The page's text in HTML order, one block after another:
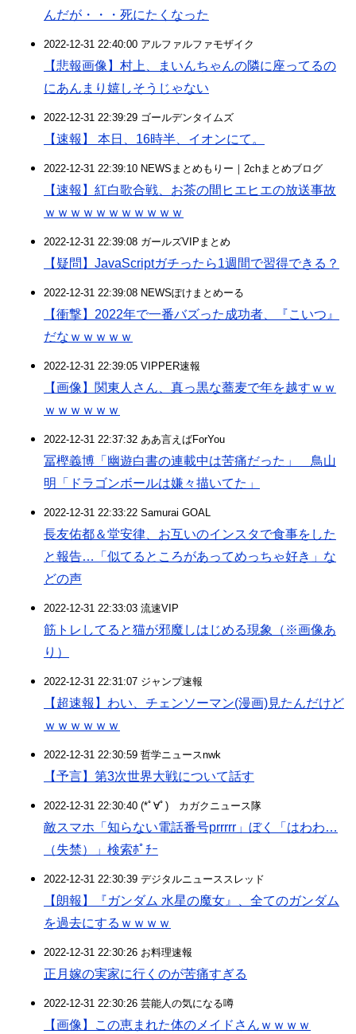
んだが・・・死にたくなった
2022-12-31 22:40:00 アルファルファモザイク
【悲報画像】村上、まいんちゃんの隣に座ってるの
にあんまり嬉しそうじゃない
2022-12-31 22:39:29 ゴールデンタイムズ
【速報】 本日、16時半、イオンにて。
2022-12-31 22:39:10 NEWSまとめもりー｜2chまとめブログ
【速報】紅白歌合戦、お茶の間ヒエヒエの放送事故
ｗｗｗｗｗｗｗｗｗｗｗ
2022-12-31 22:39:08 ガールズVIPまとめ
【疑問】JavaScriptガチったら1週間で習得できる？
2022-12-31 22:39:08 NEWSぽけまとめーる
【衝撃】2022年で一番バズった成功者、『こいつ』
だなｗｗｗｗｗ
2022-12-31 22:39:05 VIPPER速報
【画像】関東人さん、真っ黒な蕎麦で年を越すｗｗ
ｗｗｗｗｗｗ
2022-12-31 22:37:32 ああ言えばForYou
冨樫義博「幽遊白書の連載中は苦痛だった」 鳥山
明「ドラゴンボールは嫌々描いてた」
2022-12-31 22:33:22 Samurai GOAL
長友佑都＆堂安律、お互いのインスタで食事をした
と報告…「似てるところがあってめっちゃ好き」な
どの声
2022-12-31 22:33:03 流速VIP
筋トレしてると猫が邪魔しはじめる現象（※画像あ
り）
2022-12-31 22:31:07 ジャンプ速報
【超速報】わい、チェンソーマン(漫画)見たんだけど
ｗｗｗｗｗｗ
2022-12-31 22:30:59 哲学ニュースnwk
【予言】第3次世界大戦について話す
2022-12-31 22:30:40 (*ﾟ∀ﾟ)ゞカガクニュース隊
敵スマホ「知らない電話番号prrrrr」ぼく「はわわ…
（失禁）」検索ﾎﾟﾁｰ
2022-12-31 22:30:39 デジタルニューススレッド
【朗報】『ガンダム 水星の魔女』、全てのガンダム
を過去にするｗｗｗｗ
2022-12-31 22:30:26 お料理速報
正月嫁の実家に行くのが苦痛すぎる
2022-12-31 22:30:26 芸能人の気になる噂
【画像】この恵まれた体のメイドさんｗｗｗｗ